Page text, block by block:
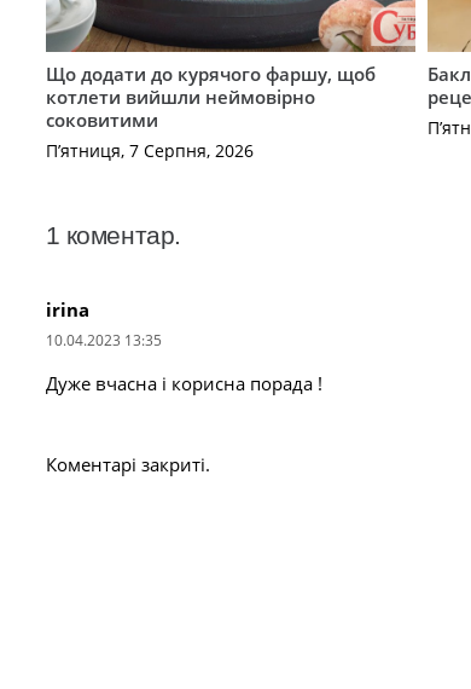
Що додати до курячого фаршу, щоб
котлети вийшли неймовірно
соковитими
П’ятниця, 7 Серпня, 2026
1 коментар.
irina
10.04.2023 13:35
Дуже вчасна і корисна порада !
Коментарі закриті.